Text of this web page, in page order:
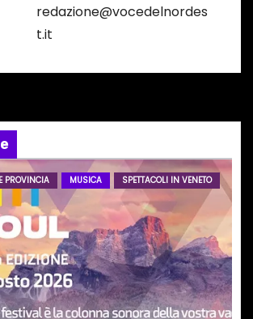
redazione@vocedelnordes
t.it
PROVINCIA MUSICA SPETTACOLI IN VENETO